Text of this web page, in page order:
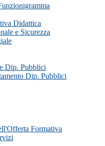
Didattica
e Sicurezza
Dip. Pubblici
Dip. Pubblici
Formativa